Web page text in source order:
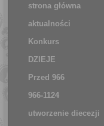
strona główna
aktualności
Konkurs
Fotograficzny
DZIEJE
Przed 966
966-1124
utworzenie diecezji